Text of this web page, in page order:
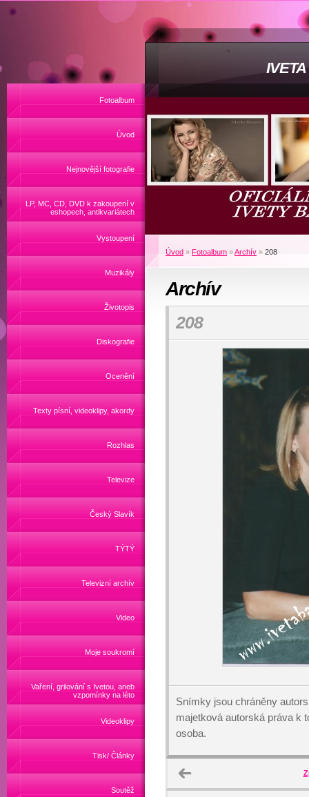
Fotoalbum
Úvod
Nejnovější fotografie
LP, MC, CD, DVD k zakoupení v
eshopech, antikvariátech
Vystoupení
Muzikály
Životopis
Diskografie
Ocenění
Texty písní, videoklipy, akordy
Rozhlas
Televize
Český Slavík
TÝTÝ
Televizní archív
Video
Moje soukromí
Vaření, grilování s Ivetou, aneb
vzpomínky na léto
Videoklipy
Tisk/ Články
Soutěž
Úvod » Fotoalbum »Archív » 208
Archív
208
Snímky jsou chráněny
majetková autorská práva k
osoba.